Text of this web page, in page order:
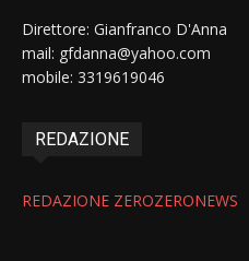
Direttore: Gianfranco D'Anna
mail: gfdanna@yahoo.com
mobile: 3319619046
REDAZIONE
REDAZIONE ZEROZERONEWS